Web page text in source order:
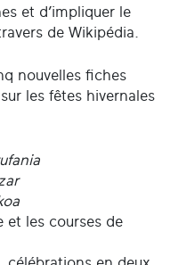
et d’impliquer le
de Wikipédia.
nouvelles fiches
les fêtes hivernales
et les courses de